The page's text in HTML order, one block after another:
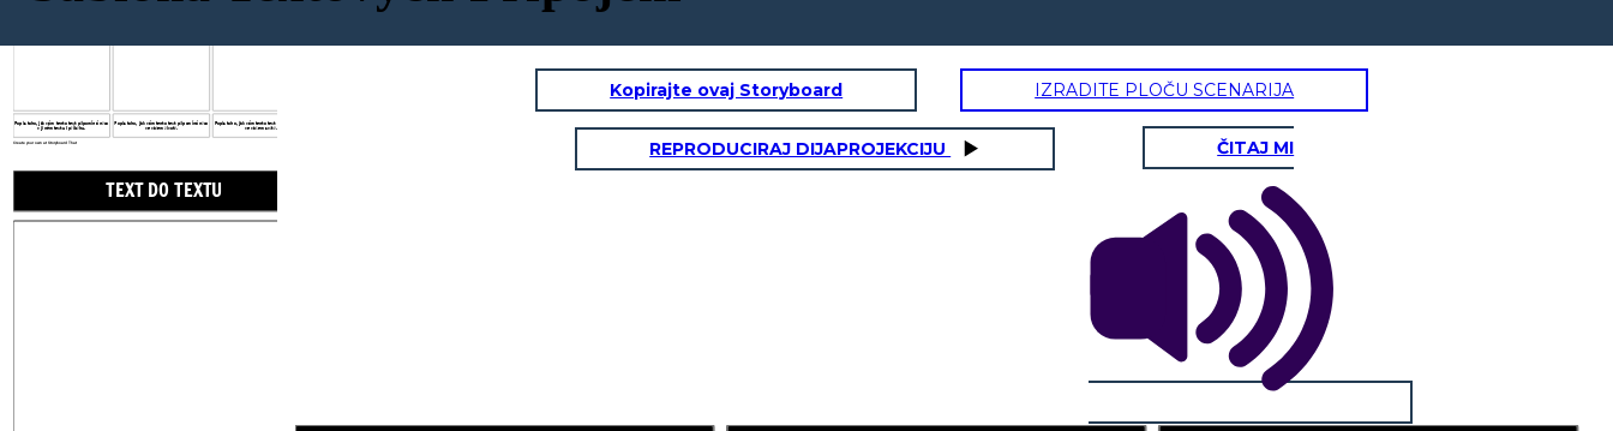
Create your own at Storyboard That
Popis toho, jak vám tento text připomíná něco
v jiném textu / příběhu.
Popis toho, jak vám tento text připomíná něco
ve vašem životě.
Popis toho, jak vám tento text připomíná něco
ve vašem světě.
TEXT DO TEXTU
Kopirajte ovaj Storyboard IZRADITE PLOČU SCENARIJA
REPRODUCIRAJ DIJAPROJEKCIJU ČITAJ MI